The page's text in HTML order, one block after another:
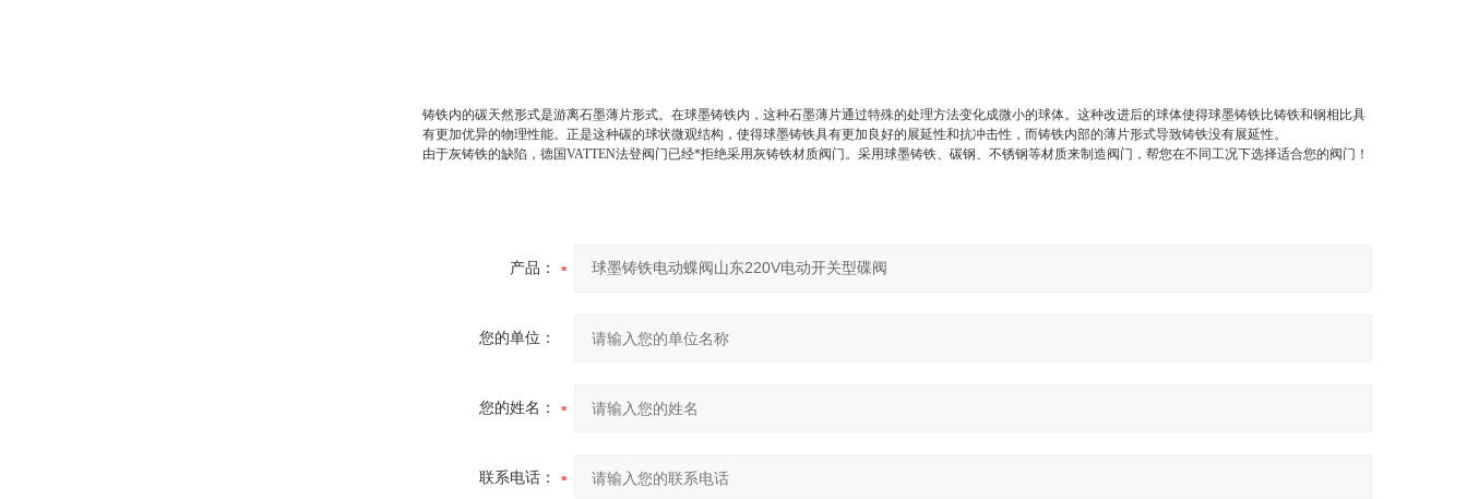
铸铁内的碳天然形式是游离石墨薄片形式。在球墨铸铁内，这种石墨薄片通过特殊的处理方法变化成微小的球体。这种改进后的球体使得球墨铸铁比铸铁和钢相比具
有更加优异的物理性能。正是这种碳的球状微观结构，使得球墨铸铁具有更加良好的展延性和抗冲击性，而铸铁内部的薄片形式导致铸铁没有展延性。
由于灰铸铁的缺陷，德国VATTEN法登阀门已经*拒绝采用灰铸铁材质阀门。采用球墨铸铁、碳钢、不锈钢等材质来制造阀门，帮您在不同工况下选择适合您的阀门！
产品：
您的单位：
您的姓名：
联系电话：